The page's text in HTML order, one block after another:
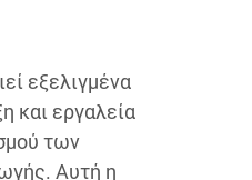
εξελιγμένα
και εργαλεία
των
Αυτή η